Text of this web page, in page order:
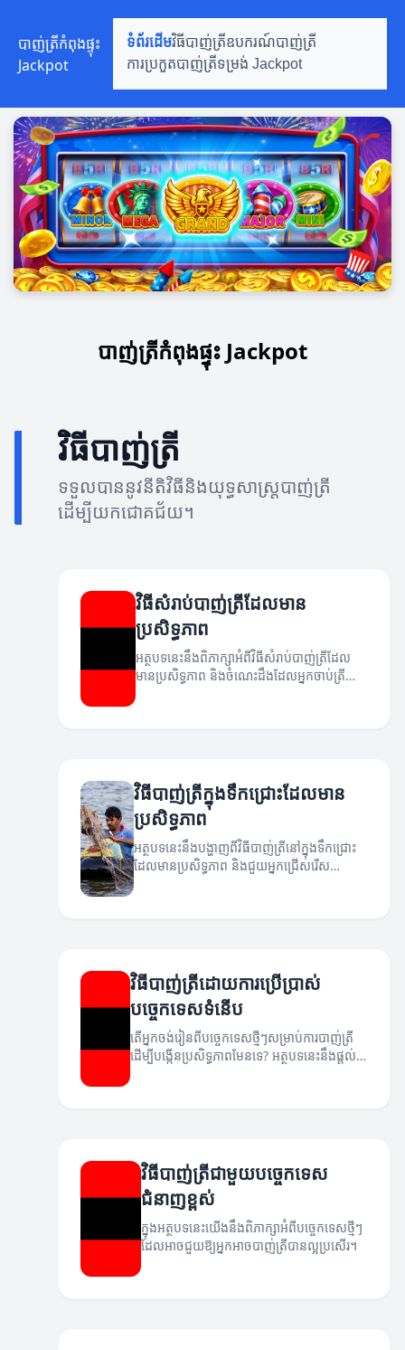
បាញ់ត្រីកំពុងផ្ទុះ
Jackpot
ទំព័រដើមវិធីបាញ់ត្រីឧបករណ៍បាញ់ត្រី
ការប្រកួតបាញ់ត្រីទម្រង់ Jackpot
បាញ់ត្រីកំពុងផ្ទុះ Jackpot
វិធីបាញ់ត្រី
ទទួលបាននូវនីតិវិធីនិងយុទ្ធសាស្ត្របាញ់ត្រី
ដើម្បីយកជោគជ័យ។
វិធីសំរាប់បាញ់ត្រីដែលមាន
ប្រសិទ្ធភាព
អត្ថបទនេះនឹងពិភាក្សាអំពីវិធីសំរាប់បាញ់ត្រីដែល
មានប្រសិទ្ធភាព និងចំណេះដឹងដែលអ្នកចាប់ត្រី
វិធីបាញ់ត្រីក្នុងទឹកជ្រោះដែលមាន
ប្រសិទ្ធភាព
អត្ថបទនេះនឹងបង្ហាញពីវិធីបាញ់ត្រីនៅក្នុងទឹកជ្រោះ
ដែលមានប្រសិទ្ធភាព និងជួយអ្នកជ្រើសរើស
វិធីបាញ់ត្រីដោយការប្រើប្រាស់
បច្ចេកទេសទំនើប
តើអ្នកចង់រៀនពីបច្ចេកទេសថ្មីៗសម្រាប់ការបាញ់ត្រី
ដើម្បីបង្កើនប្រសិទ្ធភាពមែនទេ? អត្ថបទនេះនឹងផ្តល់
នូវគន្លឹះថ្មីៗសម្រាប់អ្នក។
វិធីបាញ់ត្រីជាមួយបច្ចេកទេស
ជំនាញខ្ពស់
ក្នុងអត្ថបទនេះយើងនឹងពិភាក្សាអំពីបច្ចេកទេសថ្មីៗ
ដែលអាចជួយឱ្យអ្នកអាចបាញ់ត្រីបានល្អប្រសើរ។